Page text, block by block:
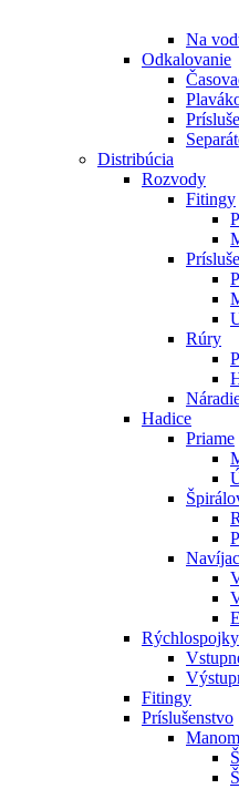
Na
Odkalovanie
Distribúcia
Rozvody
Fitingy
Rúry
Hadice
Priame
Rýchlospojky
Fitingy
Príslušenstvo